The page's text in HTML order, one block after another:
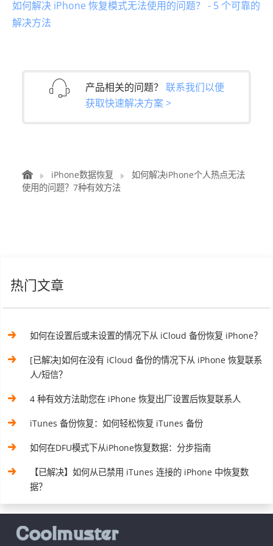
如何解决 iPhone 恢复模式无法使用的问题？ - 5 个可靠的
解决方法
产品相关的问题？ 联系我们以便
获取快速解决方案 >
iPhone数据恢复
如何解决iPhone个人热点无法
使用的问题？7种有效方法
热门文章
如何在设置后或未设置的情况下从 iCloud 备份恢复 iPhone？
[已解决]如何在没有 iCloud 备份的情况下从 iPhone 恢复联系
人/短信？
4 种有效方法助您在 iPhone 恢复出厂设置后恢复联系人
iTunes 备份恢复：如何轻松恢复 iTunes 备份
如何在DFU模式下从iPhone恢复数据：分步指南
【已解决】如何从已禁用 iTunes 连接的 iPhone 中恢复数
据？